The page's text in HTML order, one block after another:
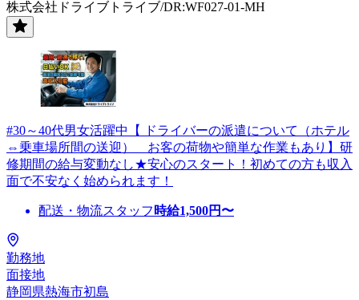
株式会社ドライブトライブ/DR:WF027-01-MH
#30～40代男女活躍中【 ドライバーの派遣について（ホテル
⇔乗車場所間の送迎） お客の荷物や簡単な作業もあり】研
修期間の給与変動なし★安心のスタート！初めての方も収入
面で不安なく始められます！
配送・物流スタッフ 時給1,500円〜
勤務地
面接地
静岡県熱海市初島